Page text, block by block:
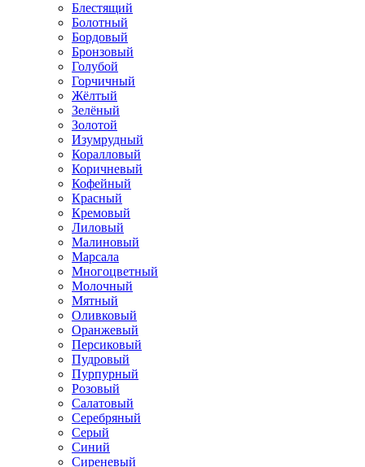
Блестящий
Болотный
Бордовый
Бронзовый
Голубой
Горчичный
Жёлтый
Зелёный
Золотой
Изумрудный
Коралловый
Коричневый
Кофейный
Красный
Кремовый
Лиловый
Малиновый
Марсала
Многоцветный
Молочный
Мятный
Оливковый
Оранжевый
Персиковый
Пудровый
Пурпурный
Розовый
Салатовый
Серебряный
Серый
Синий
Сиреневый